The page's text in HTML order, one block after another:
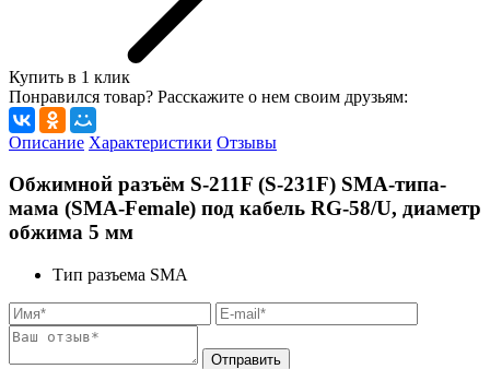
Купить в 1 клик
Понравился товар? Расскажите о нем своим друзьям:
Описание Характеристики Отзывы
Обжимной разъём S-211F (S-231F) SMA-типа-
мама (SMA-Female) под кабель RG-58/U, диаметр
обжима 5 мм
Тип разъема SMA